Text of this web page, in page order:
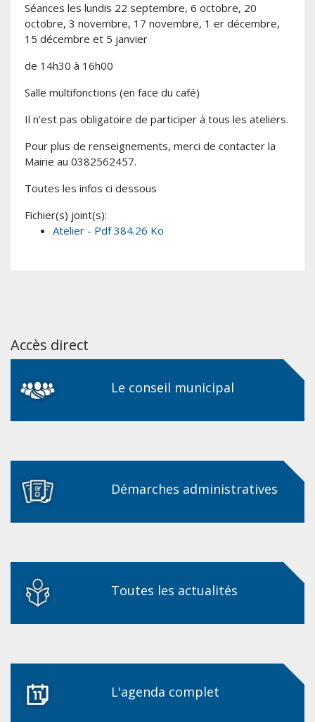
Séances les lundis 22 septembre, 6 octobre, 20
octobre, 3 novembre, 17 novembre, 1 er décembre,
15 décembre et 5 janvier
de 14h30 à 16h00
Salle multifonctions (en face du café)
Il n’est pas obligatoire de participer à tous les ateliers.
Pour plus de renseignements, merci de contacter la
Mairie au 0382562457.
Toutes les infos ci dessous
Fichier(s) joint(s):
Atelier - Pdf 384.26 Ko
Accès direct
Le conseil municipal
Démarches administratives
Toutes les actualités
L'agenda complet